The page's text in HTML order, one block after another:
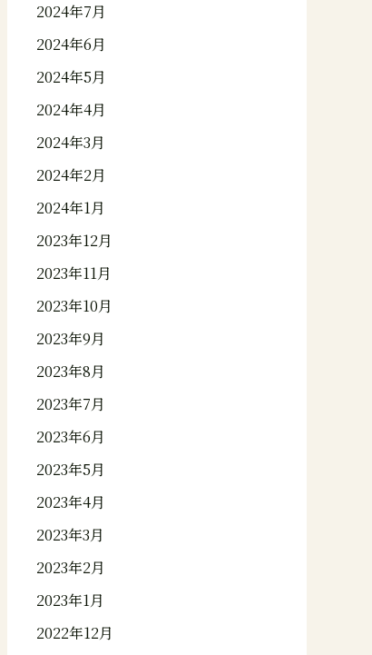
2024年7月
2024年6月
2024年5月
2024年4月
2024年3月
2024年2月
2024年1月
2023年12月
2023年11月
2023年10月
2023年9月
2023年8月
2023年7月
2023年6月
2023年5月
2023年4月
2023年3月
2023年2月
2023年1月
2022年12月